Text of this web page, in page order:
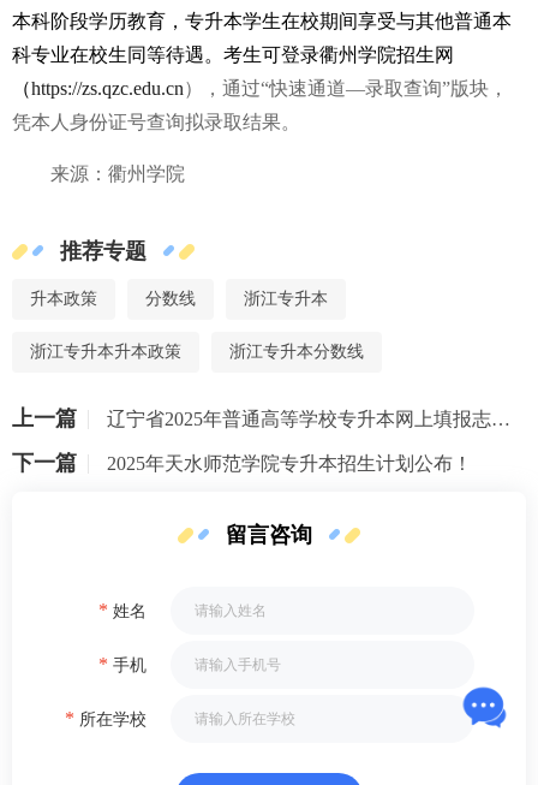
本科阶段学历教育，专升本学生在校期间享受与其他普通本
科专业在校生同等待遇。 考生可登录衢州学院招生网
（https://zs.qzc.edu.cn），通过“快速通道—录取查询”版块，
凭本人身份证号查询拟录取结果。
来源：衢州学院
推荐专题
升本政策 分数线 浙江专升本
浙江专升本升本政策 浙江专升本分数线
上一篇 辽宁省2025年普通高等学校专升本网上填报志愿须知
下一篇 2025年天水师范学院专升本招生计划公布！
留言咨询
* 姓名
* 手机
* 所在学校